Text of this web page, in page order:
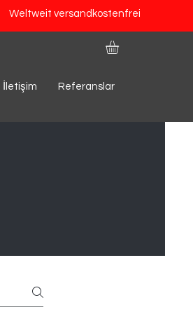
Weltweit versandkostenfrei
İletişim Referanslar